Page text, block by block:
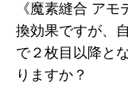
《魔素縫合 ア
換効果ですが、
で２枚目以降と
りますか？